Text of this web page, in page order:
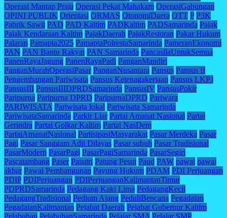
Operasi Mantap Praja Operasi Pekat Mahakam OperasiGabungan
OPINI PUBLIK Orientasi ORMAS OtonomiDaera OTT P P3K
Pabrik Sawit PAD PAD Kaltim PADKaltim PADSamarinda Pajak
Pajak Kendaraan Kaltim PajakDaerah PajakRestoran Pakar Hukum
Palaran Pamapta2025 PamaptaPolrestaSamarinda PameranEkonomi
PAN PAN Bantu Rakyat PAN Samarinda PancasilaUntukSemua
PanenRayaJagung PanenRayaPadi PanganMandiri
PanganMurahOperasiPasar PanganNusantara Pansus Pansus II
Pengembangan Pariwisata Pansus Ketenagakerjaan Pansus LKPJ
PansusIII PansusIIIDPRDSamarinda PansusIV PansusPokir
Paripurna Paripurna DPRD ParipurnaDPRD Pariwara
PARIWISATA Pariwisata lokal Pariwisata Samarinda
PariwisataSamarinda Parkir Liar Partai Amanat Nasional Partai
Gerindra Partai Golkar Kaltim Partai NasDem
PartaiAmanatNasional PartisipasiMasyarakat Pasar Merdeka Pasar
Pagi Pasar Sanggam Adji Dilayas Pasar subuh Pasar Tradisional
PasarModern PasarPagi PasarPagiSamarinda PasarSegiri
Pascatambang Paser Pasutri Patung Pesut Paud PAW pawai pawai
akbar Pawai Pembangunan Payung Hukum PDAM PDI Perjuangan
PDIP PDIPerjuangan PDIPerjuanganKalimantanTimur
PDPRDSamarinda Pedagang Kaki Lima PedagangKecil
PedagangTradisional Pedium Ajang PeduliBencana Pegadaian
PegadaianKalimantan Pejabat Daerah Pejabat Gubernur Kaltim